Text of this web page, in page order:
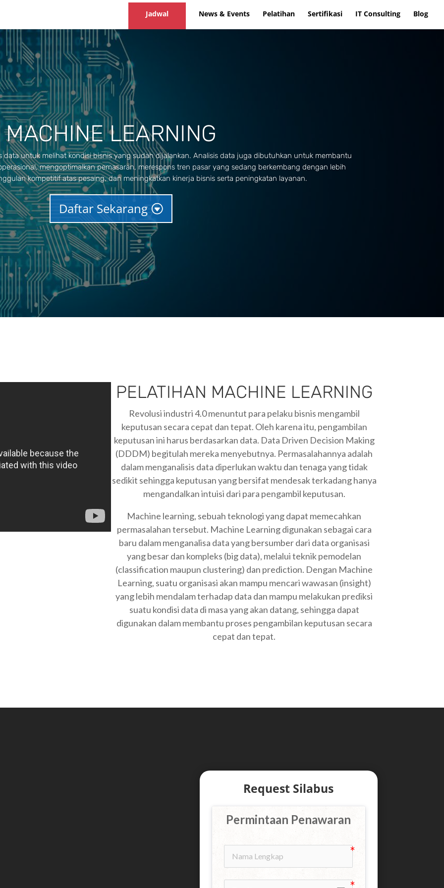
Jadwal News & Events Pelatihan Sertifikasi IT Consulting Blog
MACHINE LEARNING
data untuk melihat kondisi bisnis yang sudah dijalankan. Analisis data juga dibutuhkan untuk membantu
mengoptimalkan pemasaran, merespons tren pasar yang sedang berkembang dengan lebih
kompetitif atas pesaing, dan meningkatkan kinerja bisnis serta peningkatan layanan.
Daftar Sekarang
PELATIHAN MACHINE LEARNING
Revolusi industri 4.0 menuntut para pelaku bisnis mengambil
keputusan secara cepat dan tepat. Oleh karena itu, pengambilan
keputusan ini harus berdasarkan data. Data Driven Decision Making
(DDDM) begitulah mereka menyebutnya. Permasalahannya adalah
dalam menganalisis data diperlukan waktu dan tenaga yang tidak
sedikit sehingga keputusan yang bersifat mendesak terkadang hanya
mengandalkan intuisi dari para pengambil keputusan.
Machine learning, sebuah teknologi yang dapat memecahkan
permasalahan tersebut. Machine Learning digunakan sebagai cara
baru dalam menganalisa data yang bersumber dari data organisasi
yang besar dan kompleks (big data), melalui teknik pemodelan
(classification maupun clustering) dan prediction. Dengan Machine
Learning, suatu organisasi akan mampu mencari wawasan (insight)
yang lebih mendalam terhadap data dan mampu melakukan prediksi
suatu kondisi data di masa yang akan datang, sehingga dapat
digunakan dalam membantu proses pengambilan keputusan secara
cepat dan tepat.
Request Silabus
Permintaan Penawaran